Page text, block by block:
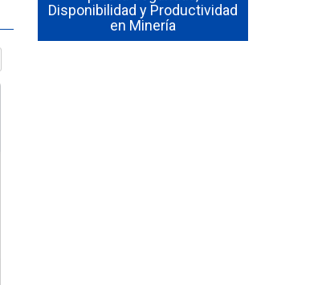
Disponibilidad y Productividad
en Minería